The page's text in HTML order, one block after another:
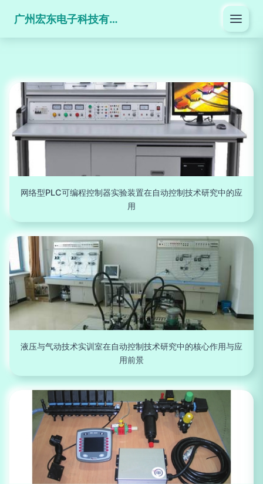
广州宏东电子科技有限公司
网络型PLC可编程控制器实验装置在自动控制技术研究中的应
用
液压与气动技术实训室在自动控制技术研究中的核心作用与应
用前景